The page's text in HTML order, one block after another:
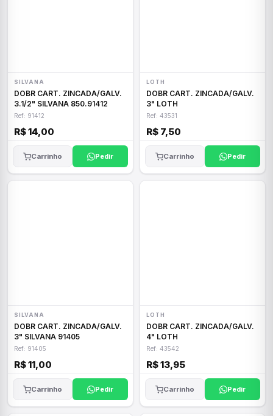
SILVANA
DOBR CART. ZINCADA/GALV.
3.1/2" SILVANA 850.91412
Ref: 91412
R$ 14,00
Carrinho Pedir
LOTH
DOBR CART. ZINCADA/GALV.
3" LOTH
Ref: 43531
R$ 7,50
Carrinho Pedir
SILVANA
DOBR CART. ZINCADA/GALV.
3" SILVANA 91405
Ref: 91405
R$ 11,00
Carrinho Pedir
LOTH
DOBR CART. ZINCADA/GALV.
4" LOTH
Ref: 43542
R$ 13,95
Carrinho Pedir